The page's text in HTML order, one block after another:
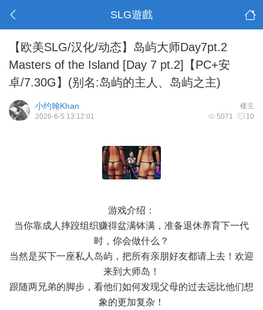
SLG遊戲
【欧美SLG/汉化/动态】岛屿大师Day7pt.2
Masters of the Island [Day 7 pt.2]【PC+安
卓/7.30G】(别名:岛屿的主人、岛屿之主)
楼主
小约翰Khan
5071 10
2026-6-5 13:12:01
游戏介绍：
当你靠成人摔跤组织赚得盆满钵满，准备退休养育下一代
时，你会做什么？
当然是买下一座私人岛屿，把所有亲朋好友都请上去！欢迎
来到大师岛！
跟随两兄弟的脚步，看他们如何发现父母的过去远比他们想
象的更加复杂！